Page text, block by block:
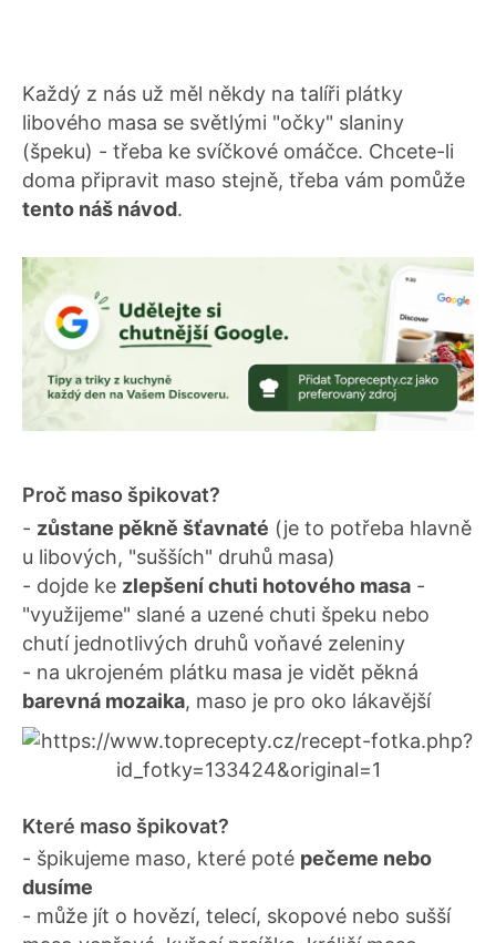
Každý z nás už měl někdy na talíři plátky
libového masa se světlými "očky" slaniny
(špeku) - třeba ke svíčkové omáčce. Chcete-li
doma připravit maso stejně, třeba vám pomůže
tento náš návod.
Proč maso špikovat?
- zůstane pěkně šťavnaté (je to potřeba hlavně
u libových, "sušších" druhů masa)
- dojde ke zlepšení chuti hotového masa -
"využijeme" slané a uzené chuti špeku nebo
chutí jednotlivých druhů voňavé zeleniny
- na ukrojeném plátku masa je vidět pěkná
barevná mozaika, maso je pro oko lákavější
Které maso špikovat?
- špikujeme maso, které poté pečeme nebo
dusíme
- může jít o hovězí, telecí, skopové nebo sušší